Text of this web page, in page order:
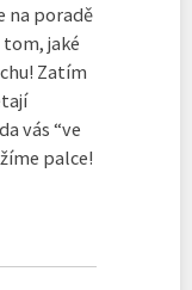
na poradě
jaké
Zatím
vás “ve
palce!